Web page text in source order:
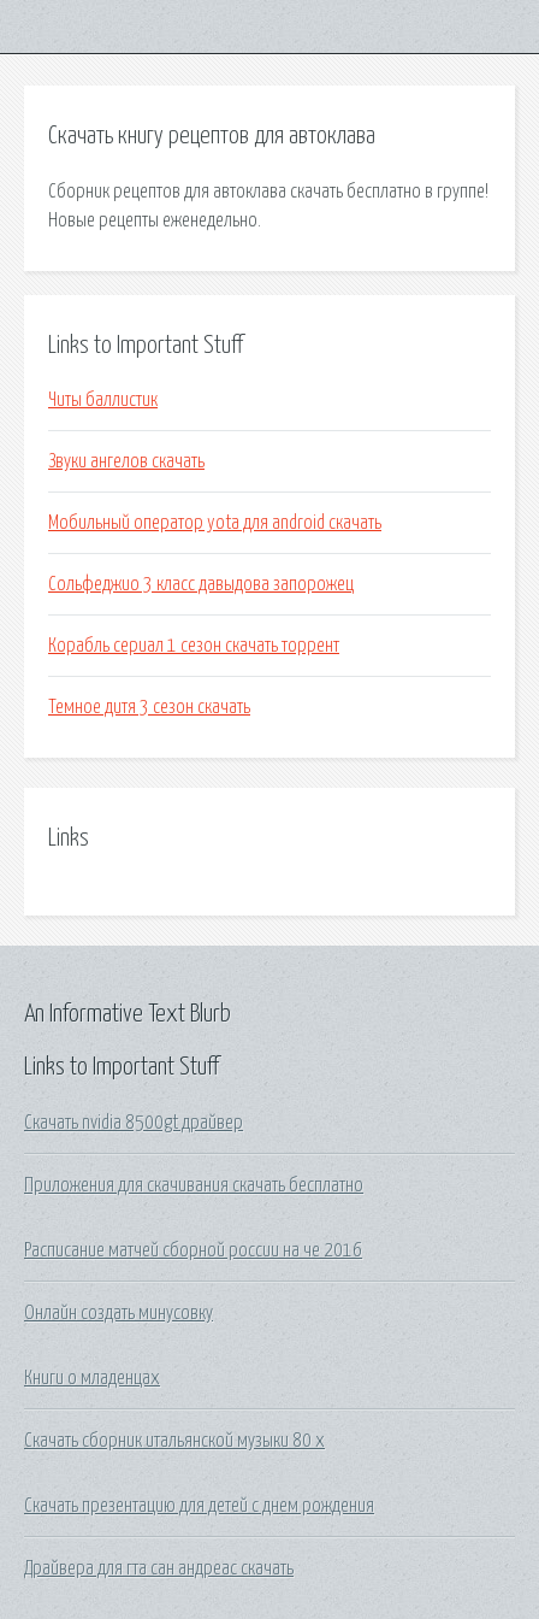
Скачать книгу рецептов для автоклава
Сборник рецептов для автоклава скачать бесплатно в группе!
Новые рецепты еженедельно.
Links to Important Stuff
Читы баллистик
Звуки ангелов скачать
Мобильный оператор yota для android скачать
Сольфеджио 3 класс давыдова запорожец
Корабль сериал 1 сезон скачать торрент
Темное дитя 3 сезон скачать
Links
Links to Important Stuff
Скачать nvidia 8500gt драйвер
Приложения для скачивания скачать бесплатно
Расписание матчей сборной россии на че 2016
Онлайн создать минусовку
Книги о младенцах
Скачать сборник итальянской музыки 80 х
Скачать презентацию для детей с днем рождения
Драйвера для гта сан андреас скачать
An Informative Text Blurb